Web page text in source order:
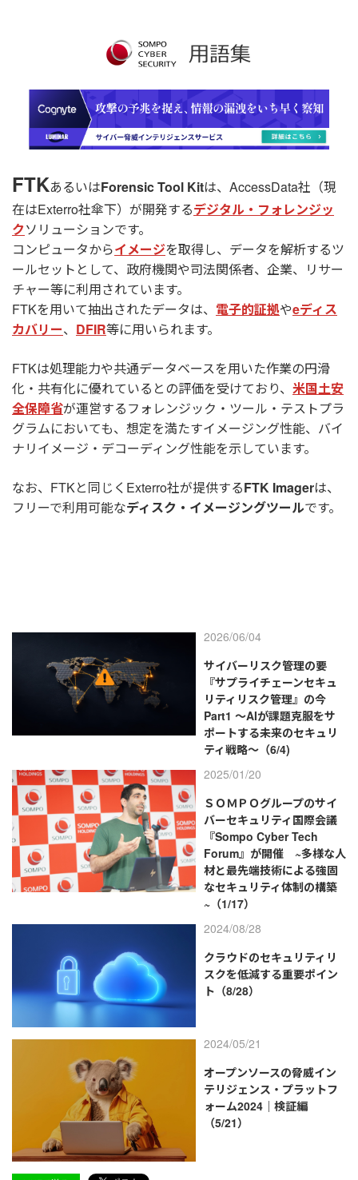
FTKあるいはForensic Tool Kitは、AccessData社（現
在はExterro社傘下）が開発するデジタル・フォレンジッ
クソリューションです。
コンピュータからイメージを取得し、データを解析するツ
ールセットとして、政府機関や司法関係者、企業、リサー
チャー等に利用されています。
FTKを用いて抽出されたデータは、 電子的証拠やeディス
カバリー、 DFIR等に用いられます。
FTKは処理能力や共通データベースを用いた作業の円滑
化・共有化に優れているとの評価を受けており、 米国土安
全保障省が運営するフォレンジック・ツール・テストプラ
グラムにおいても、想定を満たすイメージング性能、バイ
ナリイメージ・デコーディング性能を示しています。
なお、FTKと同じくExterro社が提供するFTK Imagerは、
フリーで利用可能なディスク・イメージングツールです。
2026/06/04
サイバーリスク管理の要
『サプライチェーンセキュ
リティリスク管理』の今
Part1 ～AIが課題克服をサ
ポートする未来のセキュリ
ティ戦略～（6/4)
2025/01/20
ＳＯＭＰＯグループのサイ
バーセキュリティ国際会議
『Sompo Cyber Tech
Forum』が開催 ~多様な人
材と最先端技術による強固
なセキュリティ体制の構築
~（1/17）
2024/08/28
クラウドのセキュリティリ
スクを低減する重要ポイン
ト（8/28）
2024/05/21
オープンソースの脅威イン
テリジェンス・プラットフ
ォーム2024｜検証編
（5/21）